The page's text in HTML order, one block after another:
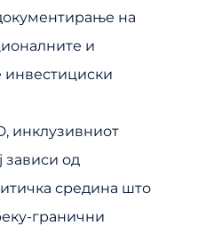
на
и
инвестициски
инклузивниот
зависи од
средина што
гранични